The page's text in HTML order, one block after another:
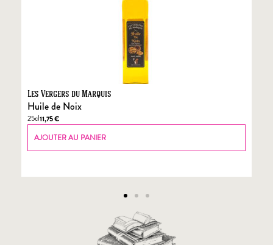
Les Vergers du Marquis
Huile de Noix
25cl11,75€
AJOUTER AU PANIER